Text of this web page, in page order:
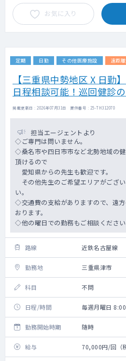
お気に入り
定期 日勤 その他医療施設 遠距
【三重県中勢地区 X 日勤
日程相談可能！巡回健診の
掲載更新日 : 2026年07月31日 案件番号 : 25-TH312070
担当エージェントより
◇ご専門は問いません。
◇桑名市や四日市市など北勢地域の
頂けるので
愛知県からの先生も歓迎です。
その他先生のご希望エリアがござ
い。
◇交通費の支給がありますので、遠
おります。
◇他の曜日での勤務もご相談ください
路線 近鉄名古屋線
勤務地 三重県津市
科目 不問
日程/時間 毎週月曜日
勤務開始時期 随時
給与 70,000円/回（